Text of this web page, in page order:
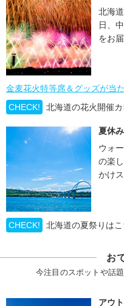
北海
日、
をお届
金麦花火特等席＆グッズが当
CHECK!
北海道の花火開催
夏休
ウォ
の楽
かけ
CHECK! 北海道の夏祭りはこ
お
今注目のスポットや話
アウ